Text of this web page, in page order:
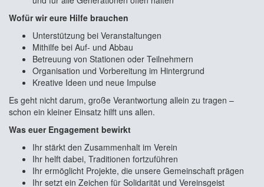
Wofür wir eure Hilfe brauchen
Unterstützung bei Veranstaltungen
Mithilfe bei Auf- und Abbau
Betreuung von Stationen oder Teilnehmern
Organisation und Vorbereitung im Hintergrund
Kreative Ideen und neue Impulse
Es geht nicht darum, große Verantwortung allein zu tragen –
schon ein kleiner Einsatz hilft uns allen.
Was euer Engagement bewirkt
Ihr stärkt den Zusammenhalt im Verein
Ihr helft dabei, Traditionen fortzuführen
Ihr ermöglicht Projekte, die unsere Gemeinschaft prägen
Ihr setzt ein Zeichen für Solidarität und Vereinsgeist